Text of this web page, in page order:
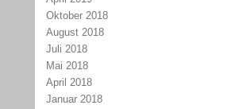
Oktober 2018
August 2018
Juli 2018
Mai 2018
April 2018
Januar 2018